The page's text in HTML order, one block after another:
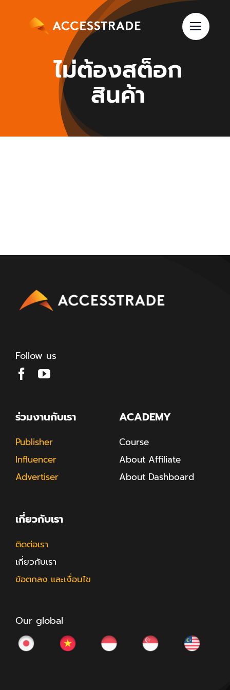
ไม่ต้องสต็อก
สินค้า
Follow us
ร่วมงานกับเรา
Publisher
Influencer
Advertiser
ACADEMY
Course
About Affiliate
About Dashboard
เกี่ยวกับเรา
ติดต่อเรา
เกี่ยวกับเรา
ข้อตกลง และเงื่อนไข
Our global